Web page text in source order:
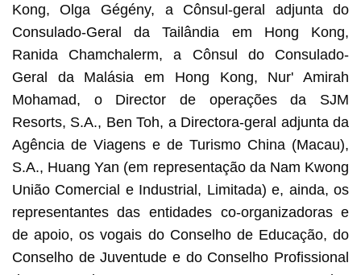
Kong, Olga Gégény, a Cônsul-geral adjunta do
Consulado-Geral da Tailândia em Hong Kong,
Ranida Chamchalerm, a Cônsul do Consulado-
Geral da Malásia em Hong Kong, Nur' Amirah
Mohamad, o Director de operações da SJM
Resorts, S.A., Ben Toh, a Directora-geral adjunta da
Agência de Viagens e de Turismo China (Macau),
S.A., Huang Yan (em representação da Nam Kwong
União Comercial e Industrial, Limitada) e, ainda, os
representantes das entidades co-organizadoras e
de apoio, os vogais do Conselho de Educação, do
Conselho de Juventude e do Conselho Profissional